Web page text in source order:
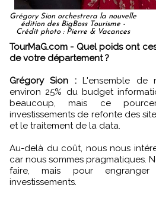
Grégory Sion orchestrera la nouvelle
édition des BigBoss Tourisme -
Crédit photo : Pierre & Vacances
TourMaG.com - Quel poids ont ces projets dans le budget
de votre département ?
Grégory Sion :L'ensemble de
environ 25% du budget
beaucoup, mais ce
investissements de refonte des
et le traitement de la data.
Au-delà du coût, nous nous
car nous sommes pragmatiques.
faire, mais pour
investissements.